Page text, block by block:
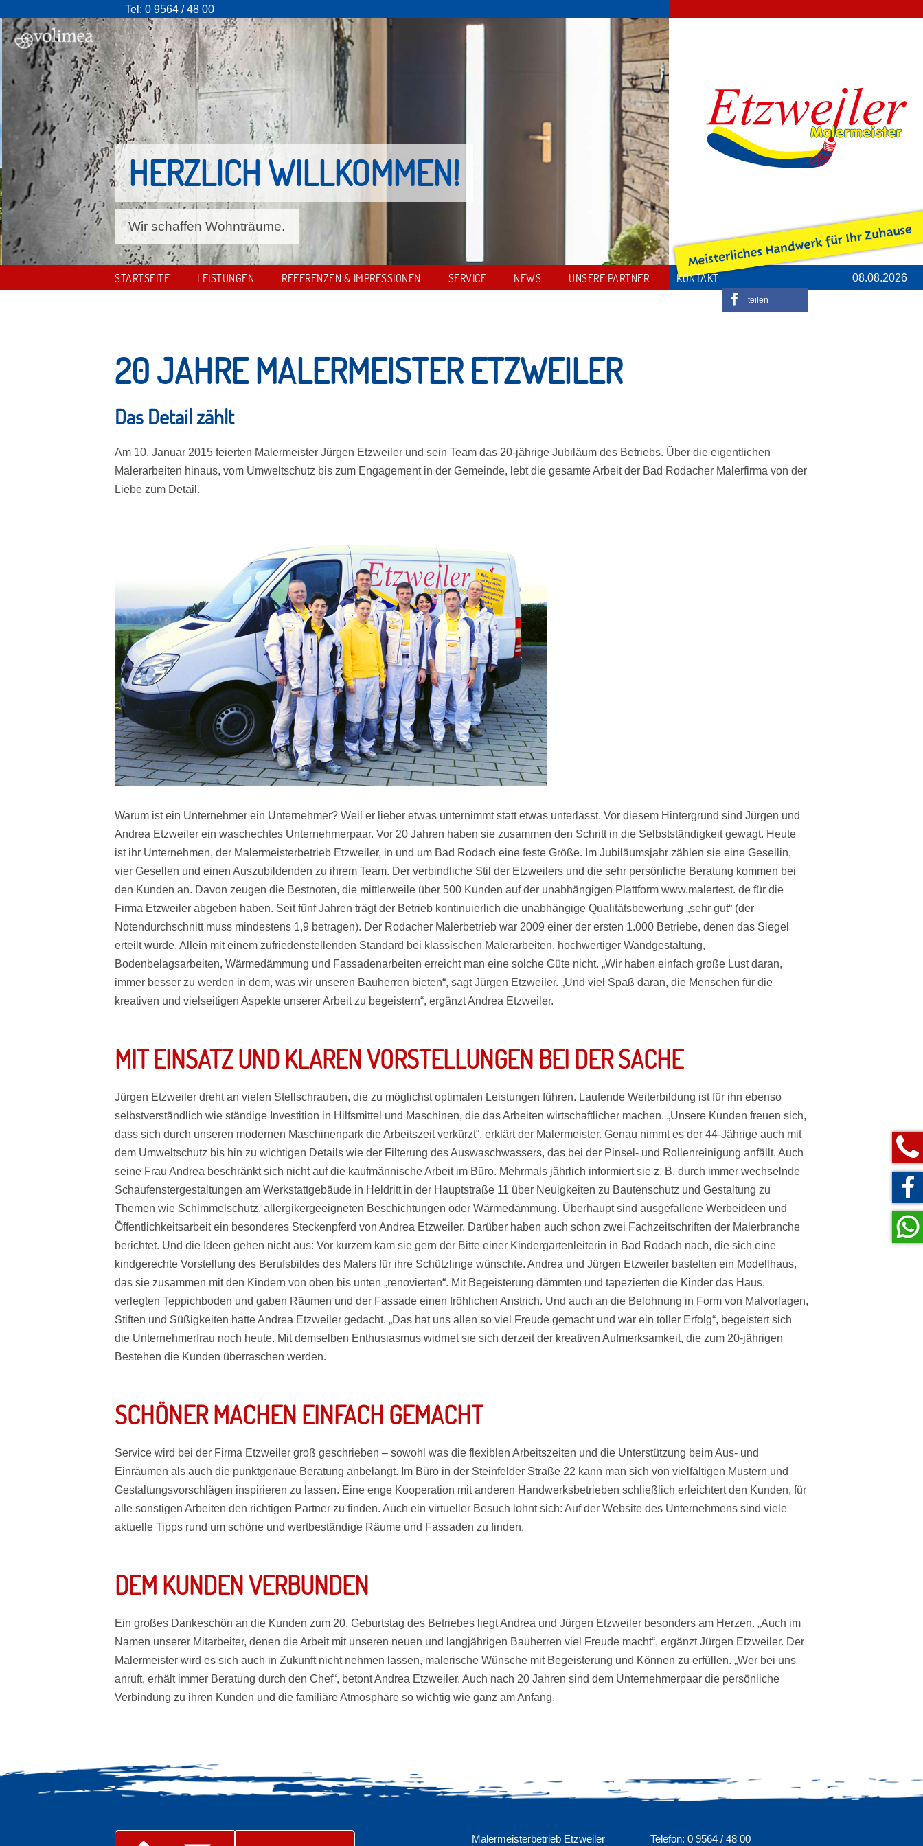
Tel: 0 9564 / 48 00
HERZLICH WILLKOMMEN!
Wir schaffen Wohnträume.
08.08.2026
STARTSEITE LEISTUNGEN REFERENZEN & IMPRESSIONEN SERVICE NEWS UNSERE PARTNER KONTAKT
0
teilen
20 JAHRE MALERMEISTER ETZWEILER
Das Detail zählt
Am 10. Januar 2015 feierten Malermeister Jürgen Etzweiler und sein Team das 20-jährige Jubiläum des Betriebs. Über die eigentlichen
Malerarbeiten hinaus, vom Umweltschutz bis zum Engagement in der Gemeinde, lebt die gesamte Arbeit der Bad Rodacher Malerfirma von der
Liebe zum Detail.
Warum ist ein Unternehmer ein Unternehmer? Weil er lieber etwas unternimmt statt etwas unterlässt. Vor diesem Hintergrund sind Jürgen und
Andrea Etzweiler ein waschechtes Unternehmerpaar. Vor 20 Jahren haben sie zusammen den Schritt in die Selbstständigkeit gewagt. Heute
ist ihr Unternehmen, der Malermeisterbetrieb Etzweiler, in und um Bad Rodach eine feste Größe. Im Jubiläumsjahr zählen sie eine Gesellin,
vier Gesellen und einen Auszubildenden zu ihrem Team. Der verbindliche Stil der Etzweilers und die sehr persönliche Beratung kommen bei
den Kunden an. Davon zeugen die Bestnoten, die mittlerweile über 500 Kunden auf der unabhängigen Plattform www.malertest. de für die
Firma Etzweiler abgeben haben. Seit fünf Jahren trägt der Betrieb kontinuierlich die unabhängige Qualitätsbewertung „sehr gut“ (der
Notendurchschnitt muss mindestens 1,9 betragen). Der Rodacher Malerbetrieb war 2009 einer der ersten 1.000 Betriebe, denen das Siegel
erteilt wurde. Allein mit einem zufriedenstellenden Standard bei klassischen Malerarbeiten, hochwertiger Wandgestaltung,
Bodenbelagsarbeiten, Wärmedämmung und Fassadenarbeiten erreicht man eine solche Güte nicht. „Wir haben einfach große Lust daran,
immer besser zu werden in dem, was wir unseren Bauherren bieten“, sagt Jürgen Etzweiler. „Und viel Spaß daran, die Menschen für die
kreativen und vielseitigen Aspekte unserer Arbeit zu begeistern“, ergänzt Andrea Etzweiler.
MIT EINSATZ UND KLAREN VORSTELLUNGEN BEI DER SACHE
Jürgen Etzweiler dreht an vielen Stellschrauben, die zu möglichst optimalen Leistungen führen. Laufende Weiterbildung ist für ihn ebenso
selbstverständlich wie ständige Investition in Hilfsmittel und Maschinen, die das Arbeiten wirtschaftlicher machen. „Unsere Kunden freuen sich,
dass sich durch unseren modernen Maschinenpark die Arbeitszeit verkürzt“, erklärt der Malermeister. Genau nimmt es der 44-Jährige auch mit
dem Umweltschutz bis hin zu wichtigen Details wie der Filterung des Auswaschwassers, das bei der Pinsel- und Rollenreinigung anfällt. Auch
seine Frau Andrea beschränkt sich nicht auf die kaufmännische Arbeit im Büro. Mehrmals jährlich informiert sie z. B. durch immer wechselnde
Schaufenstergestaltungen am Werkstattgebäude in Heldritt in der Hauptstraße 11 über Neuigkeiten zu Bautenschutz und Gestaltung zu
Themen wie Schimmelschutz, allergikergeeigneten Beschichtungen oder Wärmedämmung. Überhaupt sind ausgefallene Werbeideen und
Öffentlichkeitsarbeit ein besonderes Steckenpferd von Andrea Etzweiler. Darüber haben auch schon zwei Fachzeitschriften der Malerbranche
berichtet. Und die Ideen gehen nicht aus: Vor kurzem kam sie gern der Bitte einer Kindergartenleiterin in Bad Rodach nach, die sich eine
kindgerechte Vorstellung des Berufsbildes des Malers für ihre Schützlinge wünschte. Andrea und Jürgen Etzweiler bastelten ein Modellhaus,
das sie zusammen mit den Kindern von oben bis unten „renovierten“. Mit Begeisterung dämmten und tapezierten die Kinder das Haus,
verlegten Teppichboden und gaben Räumen und der Fassade einen fröhlichen Anstrich. Und auch an die Belohnung in Form von Malvorlagen,
Stiften und Süßigkeiten hatte Andrea Etzweiler gedacht. „Das hat uns allen so viel Freude gemacht und war ein toller Erfolg“, begeistert sich
die Unternehmerfrau noch heute. Mit demselben Enthusiasmus widmet sie sich derzeit der kreativen Aufmerksamkeit, die zum 20-jährigen
Bestehen die Kunden überraschen werden.
SCHÖNER MACHEN EINFACH GEMACHT
Service wird bei der Firma Etzweiler groß geschrieben – sowohl was die flexiblen Arbeitszeiten und die Unterstützung beim Aus- und
Einräumen als auch die punktgenaue Beratung anbelangt. Im Büro in der Steinfelder Straße 22 kann man sich von vielfältigen Mustern und
Gestaltungsvorschlägen inspirieren zu lassen. Eine enge Kooperation mit anderen Handwerksbetrieben schließlich erleichtert den Kunden, für
alle sonstigen Arbeiten den richtigen Partner zu finden. Auch ein virtueller Besuch lohnt sich: Auf der Website des Unternehmens sind viele
aktuelle Tipps rund um schöne und wertbeständige Räume und Fassaden zu finden.
DEM KUNDEN VERBUNDEN
Ein großes Dankeschön an die Kunden zum 20. Geburtstag des Betriebes liegt Andrea und Jürgen Etzweiler besonders am Herzen. „Auch im
Namen unserer Mitarbeiter, denen die Arbeit mit unseren neuen und langjährigen Bauherren viel Freude macht“, ergänzt Jürgen Etzweiler. Der
Malermeister wird es sich auch in Zukunft nicht nehmen lassen, malerische Wünsche mit Begeisterung und Können zu erfüllen. „Wer bei uns
anruft, erhält immer Beratung durch den Chef“, betont Andrea Etzweiler. Auch nach 20 Jahren sind dem Unternehmerpaar die persönliche
Verbindung zu ihren Kunden und die familiäre Atmosphäre so wichtig wie ganz am Anfang.
Malermeisterbetrieb Etzweiler Telefon: 0 9564 / 48 00